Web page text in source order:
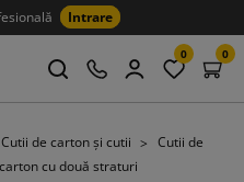
Intrare
0 0
Cutii de carton și cutii
Cutii de
cu două straturi